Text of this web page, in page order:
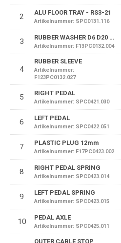
2 ALU FLOOR TRAY - RS3-21
Artikelnummer: SPC0131.116
3 RUBBER WASHER D6 D20 EP4
Artikelnummer: F13PC0132.004
4
RUBBER SLEEVE
Artikelnummer:
F123PC0132.027
5 RIGHT PEDAL
Artikelnummer: SPC0421.030
6 LEFT PEDAL
Artikelnummer: SPC0422.051
7 PLASTIC PLUG 12mm
Artikelnummer: F17PC0423.002
8 RIGHT PEDAL SPRING
Artikelnummer: SPC0423.014
9 LEFT PEDAL SPRING
Artikelnummer: SPC0423.015
10 PEDAL AXLE
Artikelnummer: SPC0425.011
OUTER CABLE STOP